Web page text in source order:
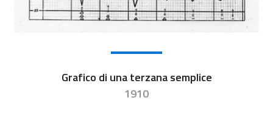
Grafico di una terzana semplice
1910